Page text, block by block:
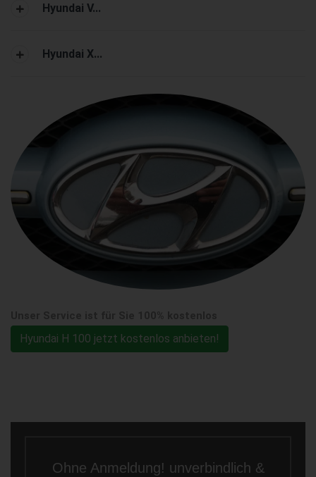
Hyundai V...
Hyundai X...
Hyundai H 100 jetzt kostenlos anbieten!
Ohne Anmeldung! unverbindlich &